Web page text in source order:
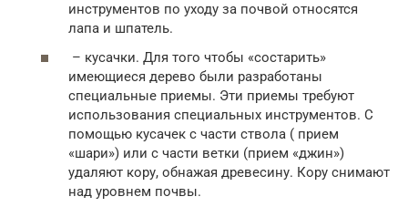
инструментов по уходу за почвой относятся
лапа и шпатель.
– кусачки. Для того чтобы «состарить»
имеющиеся дерево были разработаны
специальные приемы. Эти приемы требуют
использования специальных инструментов. С
помощью кусачек с части ствола ( прием
«шари») или с части ветки (прием «джин»)
удаляют кору, обнажая древесину. Кору снимают
над уровнем почвы.